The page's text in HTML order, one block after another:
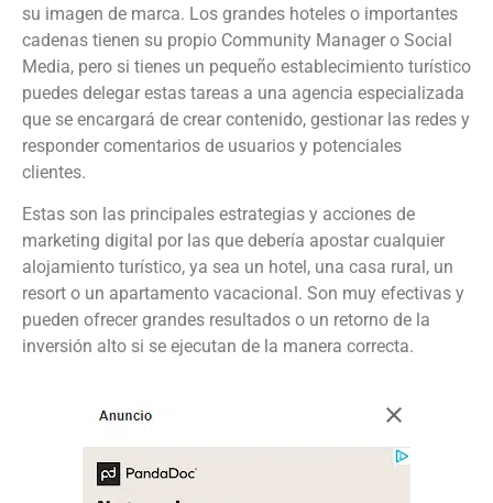
su imagen de marca. Los grandes hoteles o importantes
cadenas tienen su propio Community Manager o Social
Media, pero si tienes un pequeño establecimiento turístico
puedes delegar estas tareas a una agencia especializada
que se encargará de crear contenido, gestionar las redes y
responder comentarios de usuarios y potenciales
clientes.
Estas son las principales estrategias y acciones de
marketing digital por las que debería apostar cualquier
alojamiento turístico, ya sea un hotel, una casa rural, un
resort o un apartamento vacacional. Son muy efectivas y
pueden ofrecer grandes resultados o un retorno de la
inversión alto si se ejecutan de la manera correcta.